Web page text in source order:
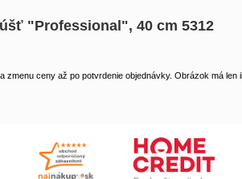
"Professional", 40 cm 5312
zmenu ceny až po potvrdenie objednávky. Obrázok má len